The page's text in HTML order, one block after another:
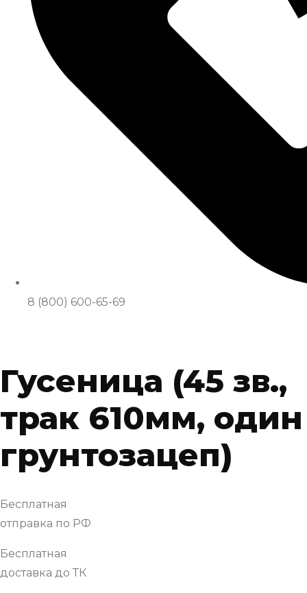
8 (800) 600-65-69
Гусеница (45 зв.,
трак 610мм, один
грунтозацеп)
Бесплатная
отправка по РФ
Бесплатная
доставка до ТК